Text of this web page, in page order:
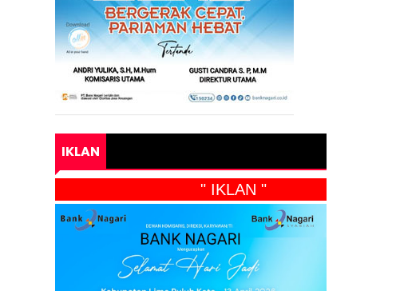
IKLAN
" IKLAN "